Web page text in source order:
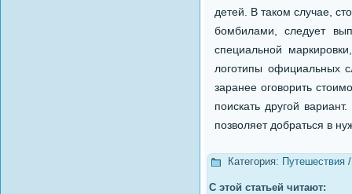
детей. В таком случае,
бомбилами, следует
специальной
логотипы официальных
заранее оговорить
поискать другой
позволяет добраться в
Категория: Путешествия
С этой статьей читают: